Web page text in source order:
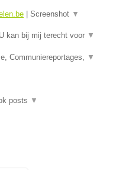
| Screenshot ▼
kan bij mij terecht voor ▼
Communiereportages, ▼
posts ▼